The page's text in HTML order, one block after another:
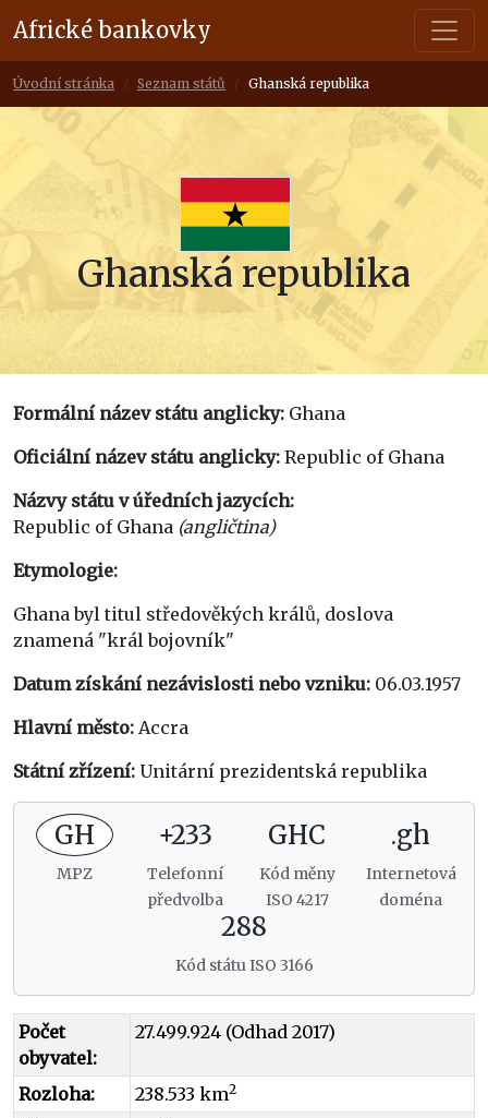
Africké bankovky
Úvodní stránka Seznam států Ghanská republika
Ghanská republika
Formální název státu anglicky: Ghana
Oficiální název státu anglicky: Republic of Ghana
Názvy státu v úředních jazycích:
Republic of Ghana (angličtina)
Etymologie:
Ghana byl titul středověkých králů, doslova
znamená "král bojovník"
Datum získání nezávislosti nebo vzniku: 06.03.1957
Hlavní město: Accra
Státní zřízení: Unitární prezidentská republika
GH
MPZ
+233
Telefonní
předvolba
GHC
Kód měny
ISO 4217
.gh
Internetová
doména
288
Kód státu ISO 3166
Počet
obyvatel:
27.499.924 (Odhad 2017)
Rozloha: 238.533 km2